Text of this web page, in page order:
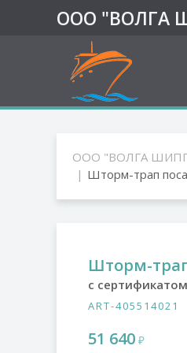
ООО "ВОЛГА
ООО "ВОЛГА
Шторм-трап
Шторм-
с
ART-405514021
51 640 ₽